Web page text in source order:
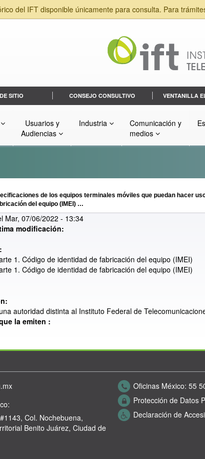
del IFT disponible únicamente para consulta. Para
SITIO CONSEJO CONSULTIVO VENTANILLA
Usuarios y
Audiencias
Industria
Comunicación y
medios
de los equipos terminales móviles que puedan hacer
del equipo (IMEI) …
Mar, 07/06/2022 - 13:34
modificación:
1. Código de identidad de fabricación del equipo (IMEI)
1. Código de identidad de fabricación del equipo (IMEI)
autoridad distinta al Instituto Federal de
la emiten :
Col. Nochebuena,
Benito Juárez, Ciudad de
Oficinas México: 55
Protección de Datos
Declaración de